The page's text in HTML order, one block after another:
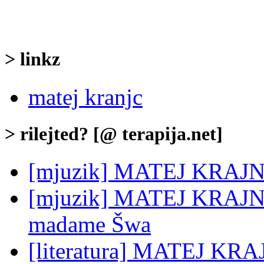
> linkz
matej kranjc
> rilejted? [@ terapija.net]
[mjuzik] MATEJ
[mjuzik] MATEJ
madame Šwa
[literatura] MATEJ